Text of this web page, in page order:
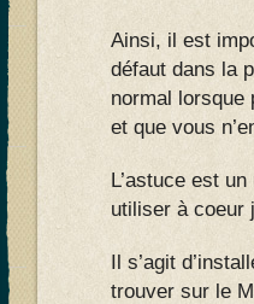
Ainsi, il est
défaut dans la
normal lorsque
et que vous
L’astuce est
utiliser à coeur
Il s’agit
trouver sur le